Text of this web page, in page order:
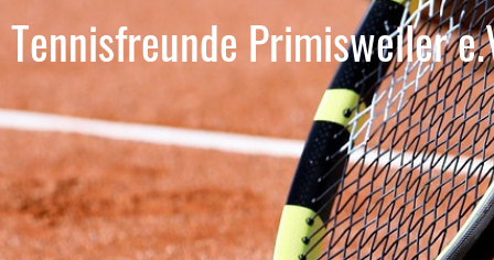
Tennisfreunde Primisweiler